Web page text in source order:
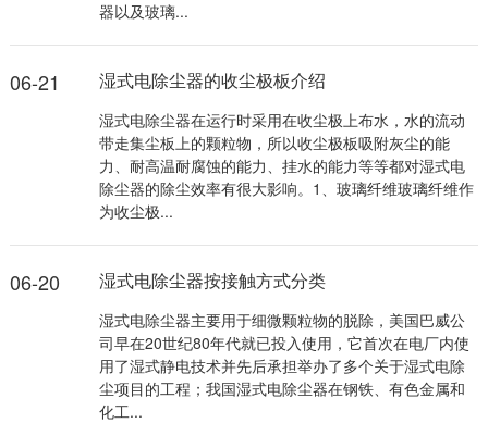
器以及玻璃...
06-21 湿式电除尘器的收尘极板介绍
湿式电除尘器在运行时采用在收尘极上布水，水的流动
带走集尘板上的颗粒物，所以收尘极板吸附灰尘的能
力、耐高温耐腐蚀的能力、挂水的能力等等都对湿式电
除尘器的除尘效率有很大影响。1、玻璃纤维玻璃纤维作
为收尘极...
06-20 湿式电除尘器按接触方式分类
湿式电除尘器主要用于细微颗粒物的脱除，美国巴威公
司早在20世纪80年代就已投入使用，它首次在电厂内使
用了湿式静电技术并先后承担举办了多个关于湿式电除
尘项目的工程；我国湿式电除尘器在钢铁、有色金属和
化工...